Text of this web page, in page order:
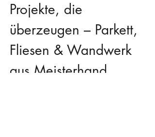
Projekte, die
überzeugen – Parkett,
Fliesen & Wandwerk
aus Meisterhand